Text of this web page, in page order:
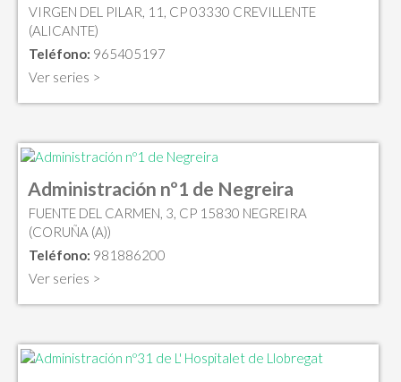
VIRGEN DEL PILAR, 11, CP 03330 CREVILLENTE
(ALICANTE)
Teléfono: 965405197
Ver series >
Administración nº1 de Negreira
FUENTE DEL CARMEN, 3, CP 15830 NEGREIRA
(CORUÑA (A))
Teléfono: 981886200
Ver series >